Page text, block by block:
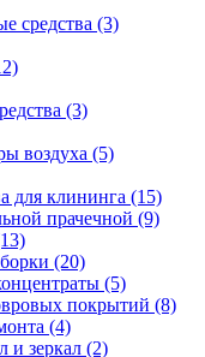
средства (3)
(3)
воздуха (5)
для клининга (15)
прачечной (9)
(20)
(5)
покрытий (8)
(4)
и зеркал (2)